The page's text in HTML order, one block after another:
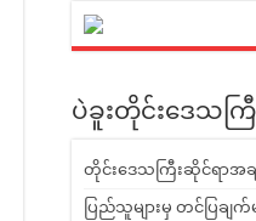
ပဲခူးတိုင်းဒေသကြီ
တိုင်းဒေသကြီးဆိုင်ရာအ
ပြည်သူများမှ တင်ပြချက်မ